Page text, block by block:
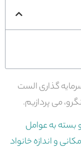
گذاری الست
می پردازیم.
بسته به عوامل
و اندازه خانواد